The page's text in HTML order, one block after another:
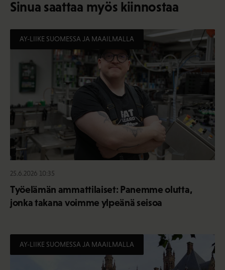
Sinua saattaa myös kiinnostaa
AY-LIIKE SUOMESSA JA MAAILMALLA
25.6.2026 10:35
Työelämän ammattilaiset: Panemme olutta,
jonka takana voimme ylpeänä seisoa
AY-LIIKE SUOMESSA JA MAAILMALLA